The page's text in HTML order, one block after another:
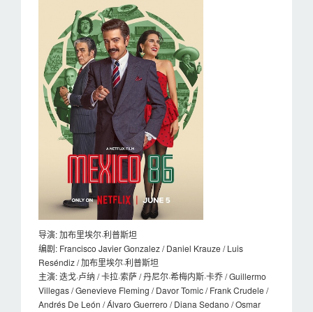
导演: 加布里埃尔·利普斯坦
编剧: Francisco Javier Gonzalez / Daniel Krauze / Luis
Reséndiz / 加布里埃尔·利普斯坦
主演: 迭戈·卢纳 / 卡拉·索萨 / 丹尼尔·希梅内斯·卡乔 / Guillermo
Villegas / Genevieve Fleming / Davor Tomic / Frank Crudele /
Andrés De León / Álvaro Guerrero / Diana Sedano / Osmar